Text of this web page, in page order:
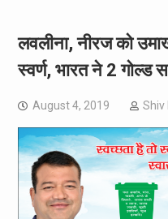
लवलीना, नीरज को
स्वर्ण, भारत ने 2 गोल्ड
August 4, 2019 Shiv